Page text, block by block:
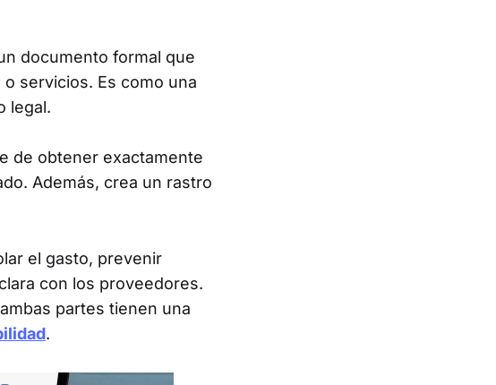
documento formal que
servicios. Es como una
legal.
de obtener exactamente
Además, crea un rastro
el gasto, prevenir
con los proveedores.
partes tienen una
.